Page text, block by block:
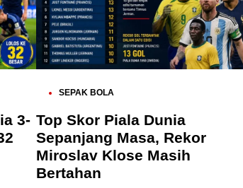
3-
S
T
E
D
I
N
SEPAK BOLA
Top Skor Piala Dunia
Sepanjang Masa, Rekor
Miroslav Klose Masih
Bertahan